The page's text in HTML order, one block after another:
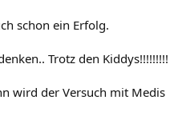
schon ein Erfolg.
Trotz den Kiddys!!!!!!!!!
wird der Versuch mit Medis